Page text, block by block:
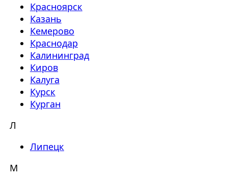
Красноярск
Казань
Кемерово
Краснодар
Калининград
Киров
Калуга
Курск
Курган
Л
Липецк
М